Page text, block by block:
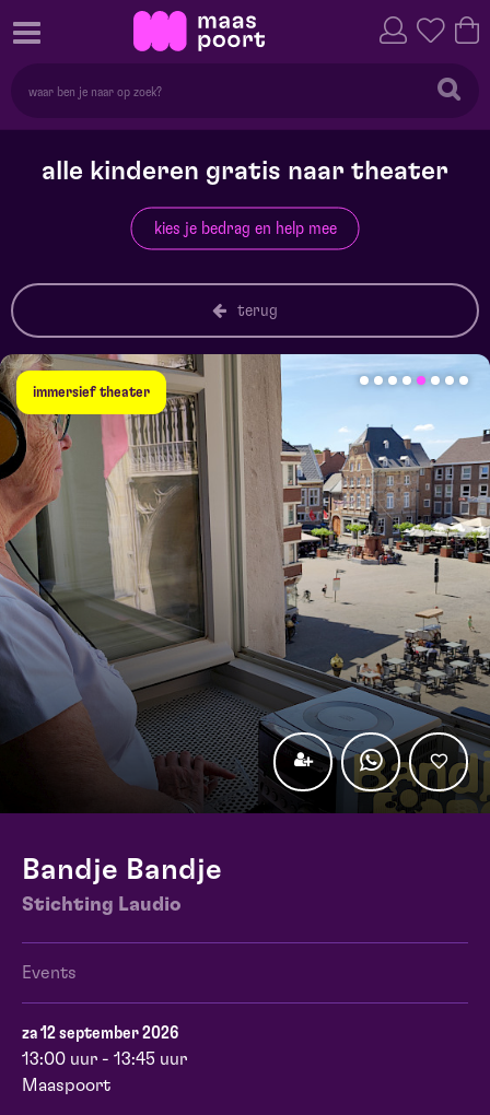
alle kinderen gratis naar theater
kies je bedrag en help mee
terug
immersief theater
Bandje Bandje
Stichting Laudio
Events
za 12 september 2026
13:00 uur - 13:45 uur
Maaspoort